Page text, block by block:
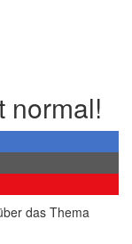
normal!
das Thema